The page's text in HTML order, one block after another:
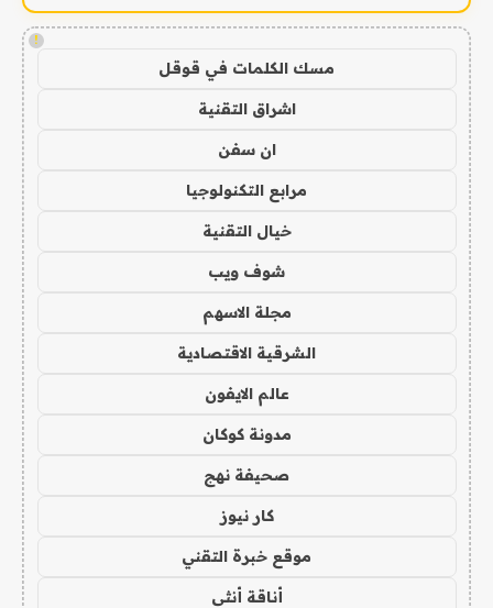
!
مسك الكلمات في قوقل
اشراق التقنية
ان سفن
مرابع التكنولوجيا
خيال التقنية
شوف ويب
مجلة الاسهم
الشرقية الاقتصادية
عالم الايفون
مدونة كوكان
صحيفة نهج
كار نيوز
موقع خبرة التقني
أناقة أنثى